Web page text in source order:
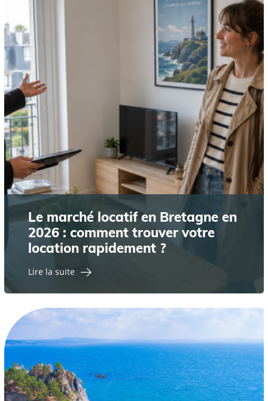
Le marché locatif en Bretagne en
2026 : comment trouver votre
location rapidement ?
Lire la suite